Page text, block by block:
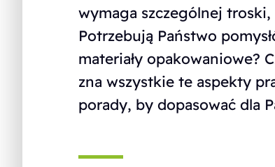
wymaga szczególnej
Potrzebują Państwo
materiały opakowaniowe?
zna wszystkie te aspekty
porady, by dopasować dla